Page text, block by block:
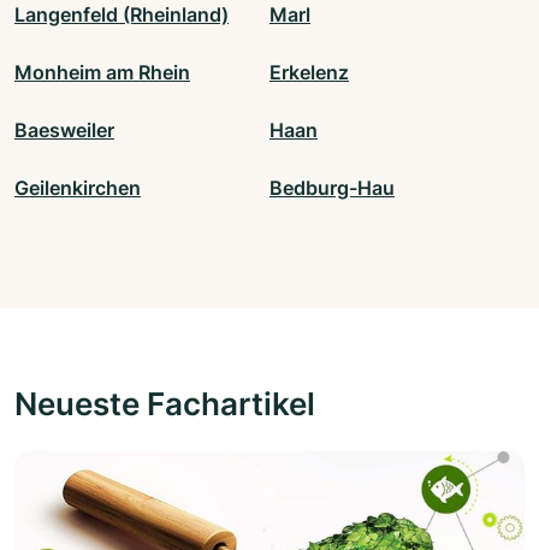
Langenfeld (Rheinland) Marl
Monheim am Rhein Erkelenz
Baesweiler Haan
Geilenkirchen Bedburg-Hau
Neueste Fachartikel